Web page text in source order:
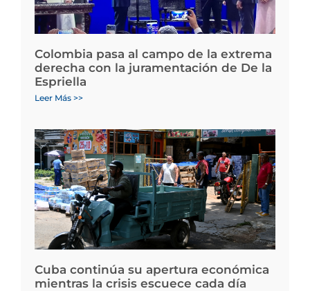
Colombia pasa al campo de la extrema
derecha con la juramentación de De la
Espriella
Leer Más >>
Cuba continúa su apertura económica
mientras la crisis escuece cada día